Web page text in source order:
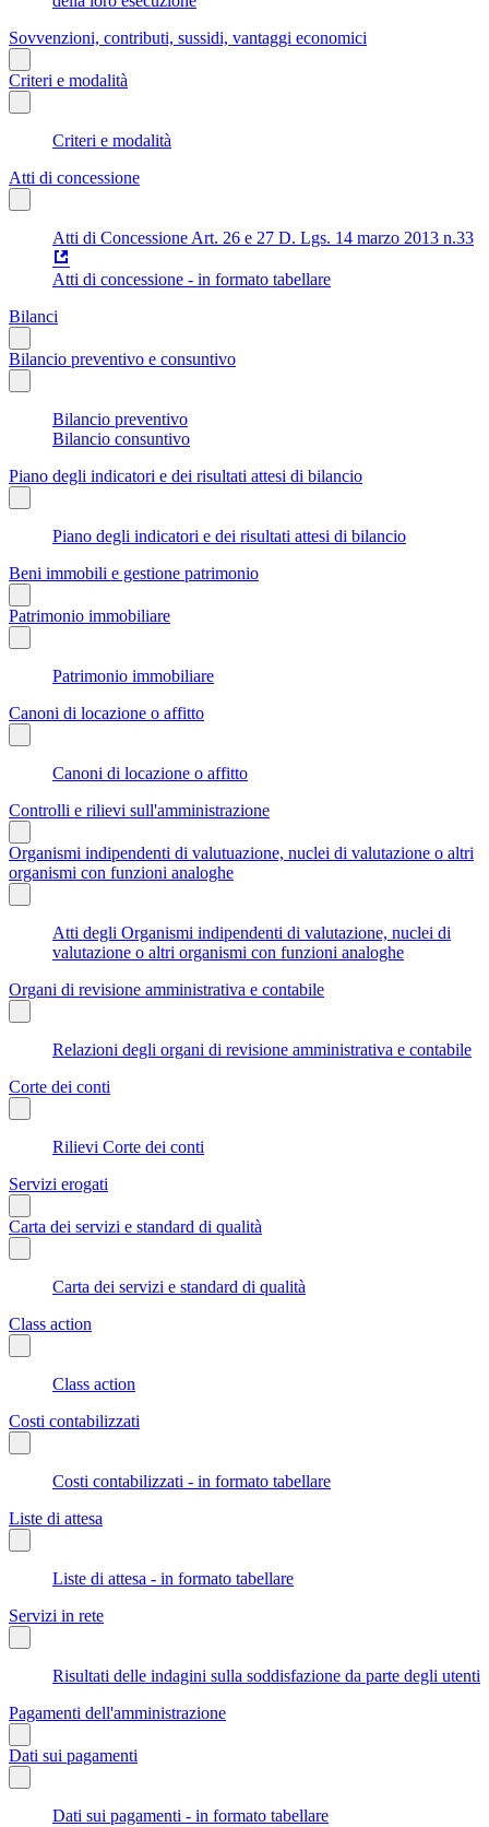
Sovvenzioni, contributi, sussidi, vantaggi economici
Criteri e modalità
Criteri e modalità
Atti di concessione
Atti di Concessione Art. 26 e 27 D. Lgs. 14 marzo 2013 n.33
Atti di concessione - in formato tabellare
Bilanci
Bilancio preventivo e consuntivo
Bilancio preventivo
Bilancio consuntivo
Piano degli indicatori e dei risultati attesi di bilancio
Piano degli indicatori e dei risultati attesi di bilancio
Beni immobili e gestione patrimonio
Patrimonio immobiliare
Patrimonio immobiliare
Canoni di locazione o affitto
Canoni di locazione o affitto
Controlli e rilievi sull'amministrazione
Organismi indipendenti di valutuazione, nuclei di valutazione o altri
organismi con funzioni analoghe
Atti degli Organismi indipendenti di valutazione, nuclei di
valutazione o altri organismi con funzioni analoghe
Organi di revisione amministrativa e contabile
Relazioni degli organi di revisione amministrativa e contabile
Corte dei conti
Rilievi Corte dei conti
Servizi erogati
Carta dei servizi e standard di qualità
Carta dei servizi e standard di qualità
Class action
Class action
Costi contabilizzati
Costi contabilizzati - in formato tabellare
Liste di attesa
Liste di attesa - in formato tabellare
Servizi in rete
Risultati delle indagini sulla soddisfazione da parte degli utenti
Pagamenti dell'amministrazione
Dati sui pagamenti
Dati sui pagamenti - in formato tabellare